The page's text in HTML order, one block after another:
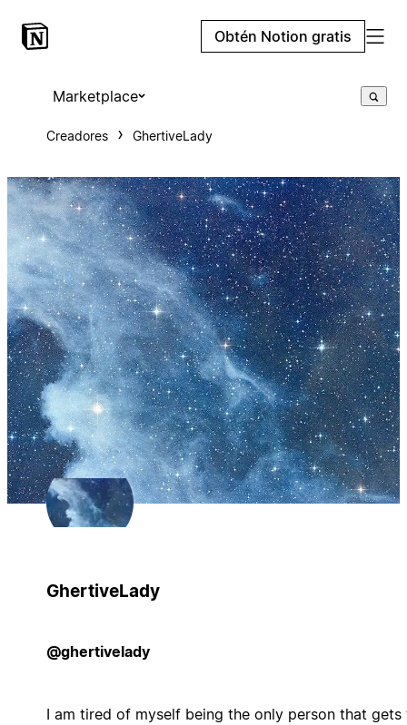
Obtén Notion gratis
Marketplace
Creadores GhertiveLady
GhertiveLady
@ghertivelady
I am tired of myself being the only person that gets